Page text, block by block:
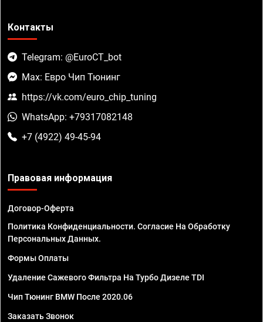
Контакты
Telegram: @EuroCT_bot
Max: Евро Чип Тюнинг
https://vk.com/euro_chip_tuning
WhatsApp: +79317082148
+7 (4922) 49-45-94
Правовая информация
Договор-Оферта
Политика Конфиденциальности. Согласие На Обработку
Персональных Данных.
Формы Оплаты
Удаление Сажевого Фильтра На Турбо Дизеле TDI
Чип Тюнинг BMW После 2020.06
Заказать Звонок